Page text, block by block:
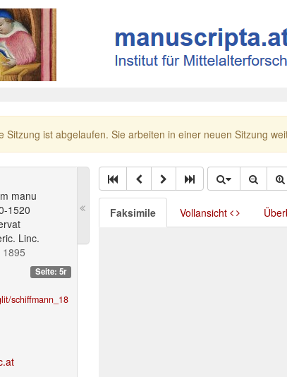
Sitzung ist abgelaufen. Sie arbeiten in einer neuen Sitzung
manu
1520
Linc.
Seite: 5r
schiffmann_18
Faksimile Vollansicht